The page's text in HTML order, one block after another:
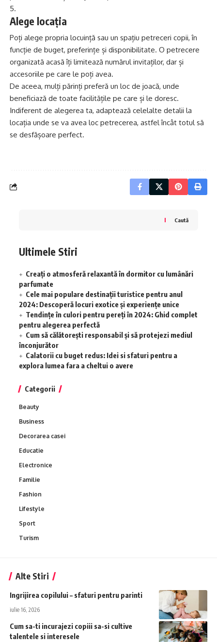
Alege locația
Poți alege propria locuință sau un spațiu petreceri copii, în
funcție de buget, preferințe și disponibilitate. O petrecere
organizată acasă îți limitează numărul invitaților, dar și
accesoriile pe care le poți avea.
De aceea, mulți părinți preferă un loc de joacă, unde
beneficiază de toate facilitățile pe care și le doresc.
Indiferent de alegerea ta, adaptează celelalte detalii la
locația unde se va avea loc petrecerea, astfel încât totul să
se desfășoare perfect.
Caută
Ultimele Stiri
Creați o atmosferă relaxantă în dormitor cu lumânări
parfumate
Cele mai populare destinații turistice pentru anul
2024: Descoperă locuri exotice și experiențe unice
Tendințe în culori pentru pereți în 2024: Ghid complet
pentru alegerea perfectă
Cum să călătorești responsabil și să protejezi mediul
înconjurător
Calatorii cu buget redus: Idei si sfaturi pentru a
explora lumea fara a cheltui o avere
Categorii
Beauty
Business
Decorarea casei
Educatie
Electronice
Familie
Fashion
Lifestyle
Sport
Turism
Alte Stiri
Ingrijirea copilului – sfaturi pentru parinti
iulie 16, 2026
Cum sa-ti incurajezi copiii sa-si cultive
talentele si interesele